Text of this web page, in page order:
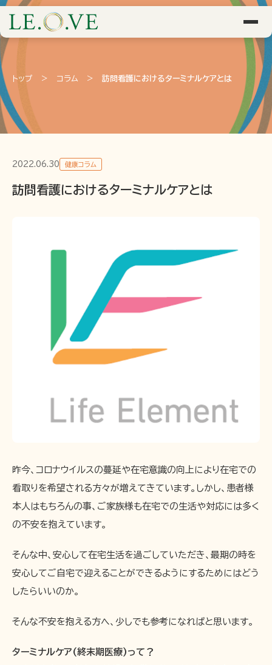
トップ > コラム > 訪問看護におけるターミナルケアとは
2022.06.30 健康コラム
訪問看護におけるターミナルケアとは
昨今、コロナウイルスの蔓延や在宅意識の向上により在宅での
看取りを希望される方々が増えてきています。しかし、患者様
本人はもちろんの事、ご家族様も在宅での生活や対応には多く
の不安を抱えています。
そんな中、安心して在宅生活を過ごしていただき、最期の時を
安心してご自宅で迎えることができるようにするためにはどう
したらいいのか。
そんな不安を抱える方へ、少しでも参考になればと思います。
ターミナルケア(終末期医療)って？